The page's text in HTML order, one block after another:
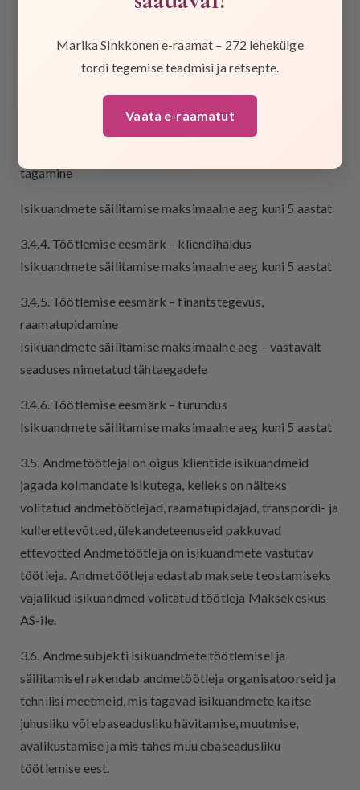
3.4.1. Töötlemise eesmärk – julgeolek ja turvalisus
3.4.2. Töötlemise eesmärk – tellimuse töötlemine
Isikuandmete säilitamise maksimaalne aeg kuni 5 aastat
tagamine
Isikuandmete säilitamise maksimaalne aeg kuni 5 aastat
3.4.4. Töötlemise eesmärk – kliendihaldus
Isikuandmete säilitamise maksimaalne aeg kuni 5 aastat
3.4.5. Töötlemise eesmärk – finantstegevus,
raamatupidamine
Isikuandmete säilitamise maksimaalne aeg – vastavalt
seaduses nimetatud tähtaegadele
3.4.6. Töötlemise eesmärk – turundus
Isikuandmete säilitamise maksimaalne aeg kuni 5 aastat
3.5. Andmetöötlejal on õigus klientide isikuandmeid
jagada kolmandate isikutega, kelleks on näiteks
volitatud andmetöötlejad, raamatupidajad, transpordi- ja
kullerettevõtted, ülekandeteenuseid pakkuvad
ettevõtted Andmetöötleja on isikuandmete vastutav
töötleja. Andmetöötleja edastab maksete teostamiseks
vajalikud isikuandmed volitatud töötleja Maksekeskus
AS-ile.
3.6. Andmesubjekti isikuandmete töötlemisel ja
säilitamisel rakendab andmetöötleja organisatoorseid ja
tehnilisi meetmeid, mis tagavad isikuandmete kaitse
juhusliku või ebaseadusliku hävitamise, muutmise,
avalikustamise ja mis tahes muu ebaseadusliku
töötlemise eest.
Marika Sinkkonen e-raamat – 272 lehekülge
tordi tegemise teadmisi ja retsepte.
Vaata e-raamatut